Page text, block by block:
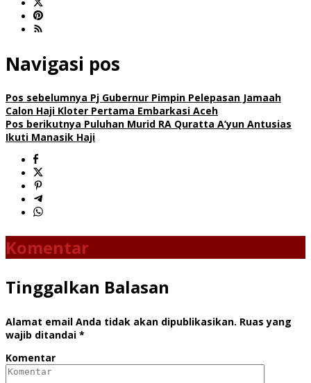
Navigasi pos
Pos sebelumnya Pj Gubernur Pimpin Pelepasan Jamaah
Calon Haji Kloter Pertama Embarkasi Aceh
Pos berikutnya Puluhan Murid RA Quratta A’yun Antusias
Ikuti Manasik Haji
Komentar
Tinggalkan Balasan
Alamat email Anda tidak akan dipublikasikan. Ruas yang
wajib ditandai *
Komentar